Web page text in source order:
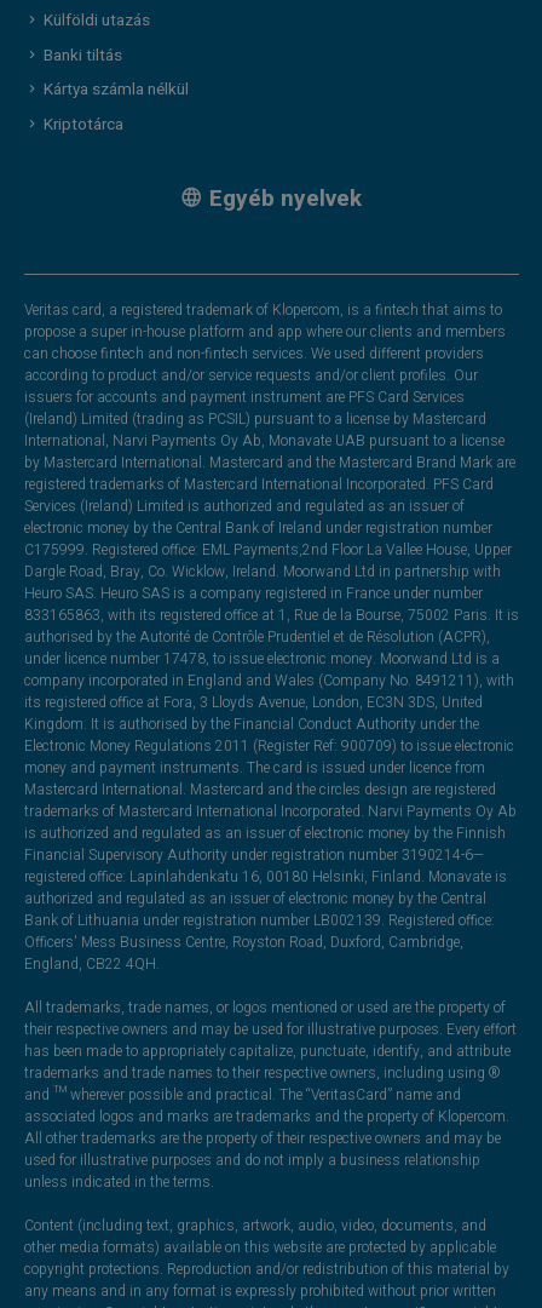
Külföldi utazás
Banki tiltás
Kártya számla nélkül
Kriptotárca
Egyéb nyelvek
Veritas card, a registered trademark of Klopercom, is a fintech that aims to
propose a super in-house platform and app where our clients and members
can choose fintech and non-fintech services. We used different providers
according to product and/or service requests and/or client profiles. Our
issuers for accounts and payment instrument are PFS Card Services
(Ireland) Limited (trading as PCSIL) pursuant to a license by Mastercard
International, Narvi Payments Oy Ab, Monavate UAB pursuant to a license
by Mastercard International. Mastercard and the Mastercard Brand Mark are
registered trademarks of Mastercard International Incorporated. PFS Card
Services (Ireland) Limited is authorized and regulated as an issuer of
electronic money by the Central Bank of Ireland under registration number
C175999. Registered office: EML Payments,2nd Floor La Vallee House, Upper
Dargle Road, Bray, Co. Wicklow, Ireland. Moorwand Ltd in partnership with
Heuro SAS. Heuro SAS is a company registered in France under number
833165863, with its registered office at 1, Rue de la Bourse, 75002 Paris. It is
authorised by the Autorité de Contrôle Prudentiel et de Résolution (ACPR),
under licence number 17478, to issue electronic money. Moorwand Ltd is a
company incorporated in England and Wales (Company No. 8491211), with
its registered office at Fora, 3 Lloyds Avenue, London, EC3N 3DS, United
Kingdom. It is authorised by the Financial Conduct Authority under the
Electronic Money Regulations 2011 (Register Ref: 900709) to issue electronic
money and payment instruments. The card is issued under licence from
Mastercard International. Mastercard and the circles design are registered
trademarks of Mastercard International Incorporated. Narvi Payments Oy Ab
is authorized and regulated as an issuer of electronic money by the Finnish
Financial Supervisory Authority under registration number 3190214-6—
registered office: Lapinlahdenkatu 16, 00180 Helsinki, Finland. Monavate is
authorized and regulated as an issuer of electronic money by the Central
Bank of Lithuania under registration number LB002139. Registered office:
Officers' Mess Business Centre, Royston Road, Duxford, Cambridge,
England, CB22 4QH.
All trademarks, trade names, or logos mentioned or used are the property of
their respective owners and may be used for illustrative purposes. Every effort
has been made to appropriately capitalize, punctuate, identify, and attribute
trademarks and trade names to their respective owners, including using ®
and ™ wherever possible and practical. The “VeritasCard” name and
associated logos and marks are trademarks and the property of Klopercom.
All other trademarks are the property of their respective owners and may be
used for illustrative purposes and do not imply a business relationship
unless indicated in the terms.
Content (including text, graphics, artwork, audio, video, documents, and
other media formats) available on this website are protected by applicable
copyright protections. Reproduction and/or redistribution of this material by
any means and in any format is expressly prohibited without prior written